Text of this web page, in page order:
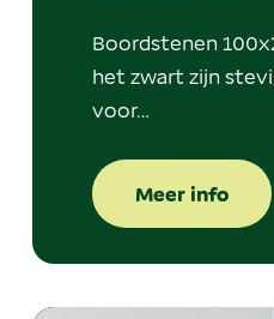
Boordstenen
het zwart zijn
voor…
Meer info